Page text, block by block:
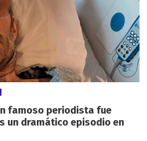
famoso periodista fue
un dramático episodio en